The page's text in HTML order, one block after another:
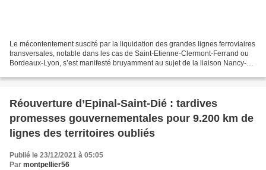
Le mécontentement suscité par la liquidation des grandes lignes ferroviaires
transversales, notable dans les cas de Saint-Etienne-Clermont-Ferrand ou
Bordeaux-Lyon, s’est manifesté bruyamment au sujet de la liaison Nancy-
Réouverture d’Epinal-Saint-Dié : tardives
promesses gouvernementales pour 9.200 km de
lignes des territoires oubliés
Publié le 23/12/2021 à 05:05
Par montpellier56